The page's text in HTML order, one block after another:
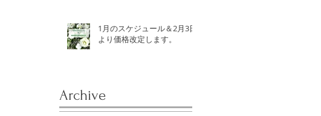
1月のスケジュール＆2月3日
より価格改定します。
Archive